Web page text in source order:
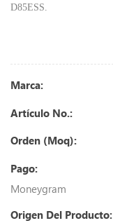
D85ESS.
Marca:
Artículo No.:
Orden (Moq):
Pago:
Moneygram
Origen Del Producto: